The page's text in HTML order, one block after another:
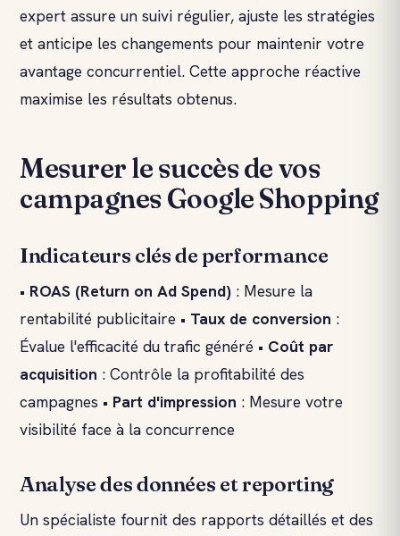
expert assure un suivi régulier, ajuste les stratégies
et anticipe les changements pour maintenir votre
avantage concurrentiel. Cette approche réactive
maximise les résultats obtenus.
Mesurer le succès de vos
campagnes Google Shopping
Indicateurs clés de performance
• ROAS (Return on Ad Spend) : Mesure la
rentabilité publicitaire • Taux de conversion :
Évalue l'efficacité du trafic généré • Coût par
acquisition : Contrôle la profitabilité des
campagnes • Part d'impression : Mesure votre
visibilité face à la concurrence
Analyse des données et reporting
Un spécialiste fournit des rapports détaillés et des